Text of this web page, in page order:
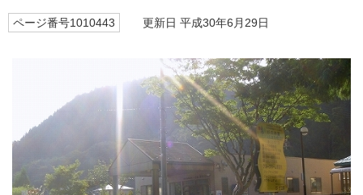
ページ番号1010443 更新日 平成30年6月29日